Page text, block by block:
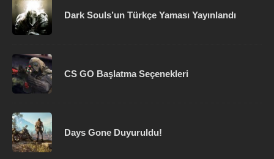
Dark Souls’un Türkçe Yaması Yayınlandı
CS GO Başlatma Seçenekleri
Days Gone Duyuruldu!